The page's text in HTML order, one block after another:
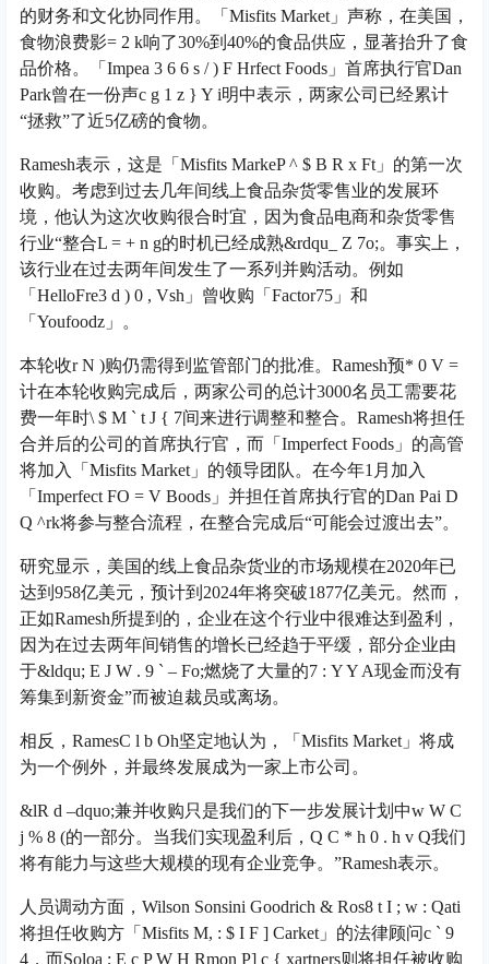
的财务和文化协同作用。「Misfits Market」声称，在美国，
食物浪费影= 2 k响了30%到40%的食品供应，显著抬升了食
品价格。「Impea 3 6 6 s / ) F Hrfect Foods」首席执行官Dan
Park曾在一份声c g 1 z } Y i明中表示，两家公司已经累计
“拯救”了近5亿磅的食物。
Ramesh表示，这是「Misfits MarkeP ^ $ B R x Ft」的第一次
收购。考虑到过去几年间线上食品杂货零售业的发展环
境，他认为这次收购很合时宜，因为食品电商和杂货零售
行业“整合L = + n g的时机已经成熟&rdqu _ Z 7o;。事实上，
该行业在过去两年间发生了一系列并购活动。例如
「HelloFre3 d ) 0 , Vsh」曾收购「Factor75」和
「Youfoodz」。
本轮收r N )购仍需得到监管部门的批准。Ramesh预* 0 V =
计在本轮收购完成后，两家公司的总计3000名员工需要花
费一年时\ $ M ` t J { 7间来进行调整和整合。Ramesh将担任
合并后的公司的首席执行官，而「Imperfect Foods」的高管
将加入「Misfits Market」的领导团队。在今年1月加入
「Imperfect FO = V Boods」并担任首席执行官的Dan Pai D
Q ^rk将参与整合流程，在整合完成后“可能会过渡出去”。
研究显示，美国的线上食品杂货业的市场规模在2020年已
达到958亿美元，预计到2024年将突破1877亿美元。然而，
正如Ramesh所提到的，企业在这个行业中很难达到盈利，
因为在过去两年间销售的增长已经趋于平缓，部分企业由
于&ldqu; E J W . 9 ` – Fo;燃烧了大量的7 : Y Y A现金而没有
筹集到新资金”而被迫裁员或离场。
相反，RamesC l b Oh坚定地认为，「Misfits Market」将成
为一个例外，并最终发展成为一家上市公司。
&lR d –dquo;兼并收购只是我们的下一步发展计划中w W C
j % 8 (的一部分。当我们实现盈利后， Q C * h 0 . h v Q我们
将有能力与这些大规模的现有企业竞争。”Ramesh表示。
人员调动方面，Wilson Sonsini Goodrich & Ros8 t I ; w : Qati
将担任收购方「Misfits M, : $ I F ] Carket」的法律顾问c ` 9
4 ，而Soloa ; E c P W H Rmon P] c { xartners则将担任被收购